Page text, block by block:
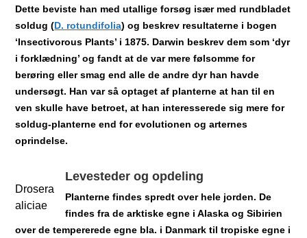
Dette beviste han med utallige forsøg især med rundbladet
soldug (D. rotundifolia) og beskrev resultaterne i bogen
‘Insectivorous Plants’ i 1875. Darwin beskrev dem som ‘dyr
i forklædning’ og fandt at de var mere følsomme for
berøring eller smag end alle de andre dyr han havde
undersøgt. Han var så optaget af planterne at han til en
ven skulle have betroet, at han interesserede sig mere for
soldug-planterne end for evolutionen og arternes
oprindelse.
Drosera
aliciae
Levesteder og opdeling
Planterne findes spredt over hele jorden. De
findes fra de arktiske egne i Alaska og Sibirien
over de tempererede egne bla. i Danmark til tropiske egne i